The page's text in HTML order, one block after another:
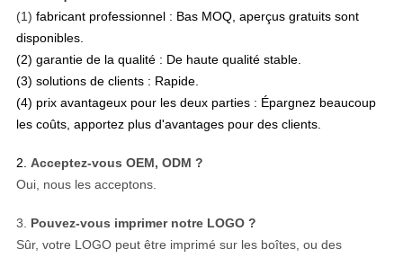
(1) fabricant professionnel : Bas MOQ, aperçus gratuits sont
disponibles.
(2) garantie de la qualité : De haute qualité stable.
(3) solutions de clients : Rapide.
(4) prix avantageux pour les deux parties : Épargnez beaucoup
les coûts, apportez plus d'avantages pour des clients.
2. Acceptez-vous OEM, ODM ?
Oui, nous les acceptons.
3. Pouvez-vous imprimer notre LOGO ?
Sûr, votre LOGO peut être imprimé sur les boîtes, ou des